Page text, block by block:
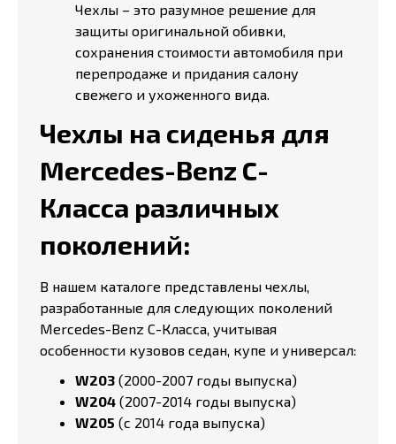
Чехлы – это разумное решение для
защиты оригинальной обивки,
сохранения стоимости автомобиля при
перепродаже и придания салону
свежего и ухоженного вида.
Чехлы на сиденья для
Mercedes-Benz C-
Класса различных
поколений:
В нашем каталоге представлены чехлы,
разработанные для следующих поколений
Mercedes-Benz C-Класса, учитывая
особенности кузовов седан, купе и универсал:
W203 (2000-2007 годы выпуска)
W204 (2007-2014 годы выпуска)
W205 (с 2014 года выпуска)